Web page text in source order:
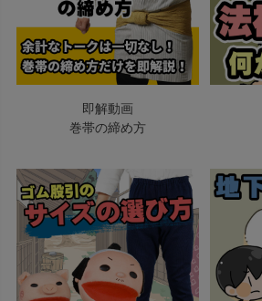
即解動画
巻帯の締め方